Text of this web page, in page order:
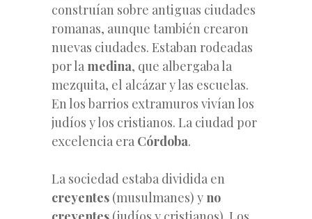
construían sobre antiguas ciudades
romanas, aunque también crearon
nuevas ciudades. Estaban rodeadas
por la medina, que albergaba la
mezquita, el alcázar y las escuelas.
En los barrios extramuros vivían los
judíos y los cristianos. La ciudad por
excelencia era Córdoba.
La sociedad estaba dividida en
creyentes (musulmanes) y no